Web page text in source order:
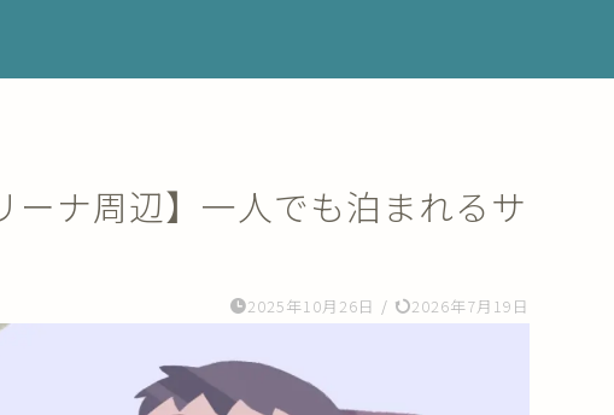
ーナ周辺】一人でも泊まれるサ
2025年10月26日 / 2026年7月19日